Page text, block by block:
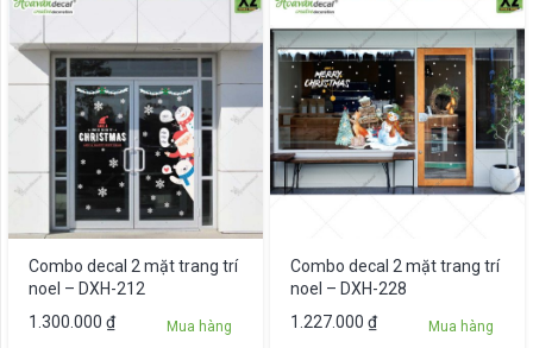
1.638.000 ₫.
946.000 ₫.
Combo decal 2 mặt trang trí
noel – DXH-212
1.300.000 ₫ Mua hàng
Combo decal 2 mặt trang trí
noel – DXH-228
1.227.000 ₫ Mua hàng